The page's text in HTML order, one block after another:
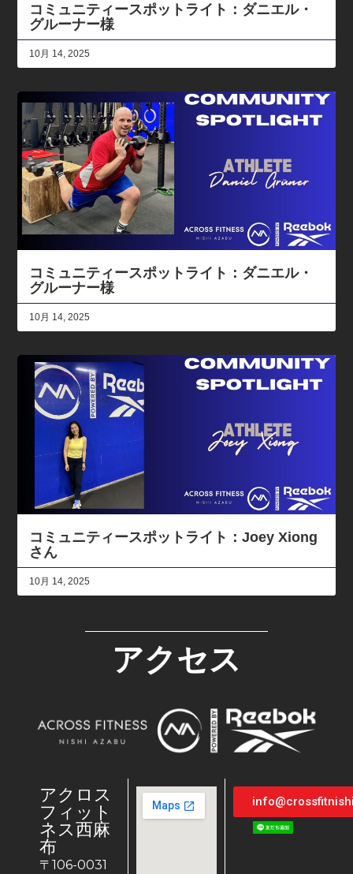
コミュニティースポットライト：ダニエル・
グルーナー様
10月 14, 2025
コミュニティースポットライト：ダニエル・
グルーナー様
10月 14, 2025
コミュニティースポットライト：Joey Xiong
さん
10月 14, 2025
アクセス
アクロス
フィット
ネス西麻
布
〒106-0031